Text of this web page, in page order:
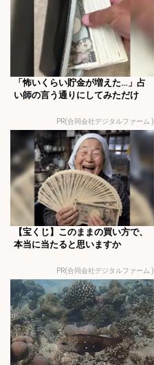
「怖いくらい貯金が増えた…」占
い師の言う通りにしてみただけ
PR(合同会社デジタルファーム )
【宝くじ】このままの買い方で、
本当に当たると思いますか
PR(合同会社デジタルファーム )